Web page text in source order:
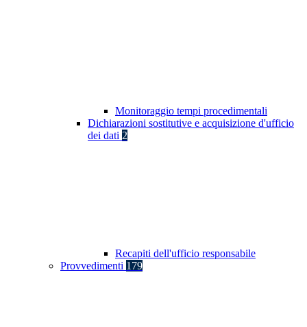
Monitoraggio tempi procedimentali
Dichiarazioni sostitutive e acquisizione d'ufficio
dei dati 2
Recapiti dell'ufficio responsabile
Provvedimenti 179